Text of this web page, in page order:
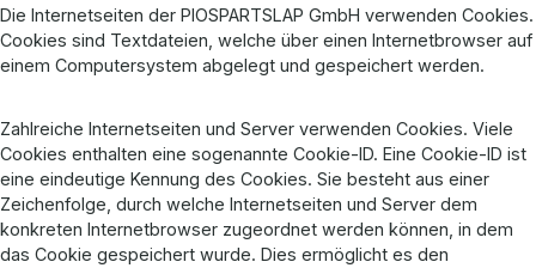
Die Internetseiten der PIOSPARTSLAP GmbH verwenden Cookies.
Cookies sind Textdateien, welche über einen Internetbrowser auf
einem Computersystem abgelegt und gespeichert werden.
Zahlreiche Internetseiten und Server verwenden Cookies. Viele
Cookies enthalten eine sogenannte Cookie-ID. Eine Cookie-ID ist
eine eindeutige Kennung des Cookies. Sie besteht aus einer
Zeichenfolge, durch welche Internetseiten und Server dem
konkreten Internetbrowser zugeordnet werden können, in dem
das Cookie gespeichert wurde. Dies ermöglicht es den